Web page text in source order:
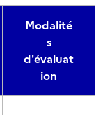
Modalité
s
d'évaluat
ion